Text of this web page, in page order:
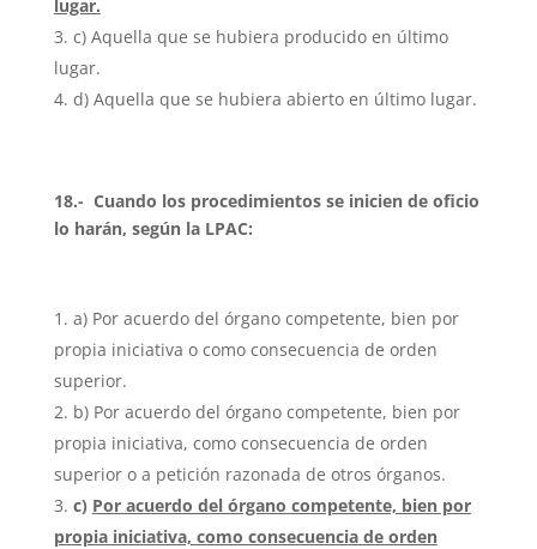
lugar.
c) Aquella que se hubiera producido en último
lugar.
d) Aquella que se hubiera abierto en último lugar.
18.- Cuando los procedimientos se inicien de oficio
lo harán, según la LPAC:
a) Por acuerdo del órgano competente, bien por
propia iniciativa o como consecuencia de orden
superior.
b) Por acuerdo del órgano competente, bien por
propia iniciativa, como consecuencia de orden
superior o a petición razonada de otros órganos.
c) Por acuerdo del órgano competente, bien por
propia iniciativa, como consecuencia de orden